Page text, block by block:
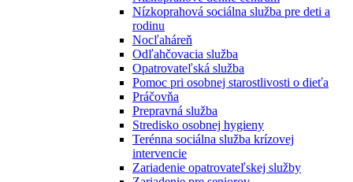
Nízkoprahová sociálna služba pre deti a
rodinu
Nocľaháreň
Odľahčovacia služba
Opatrovateľská služba
Pomoc pri osobnej starostlivosti o dieťa
Práčovňa
Prepravná služba
Stredisko osobnej hygieny
Terénna sociálna služba krízovej
intervencie
Zariadenie opatrovateľskej služby